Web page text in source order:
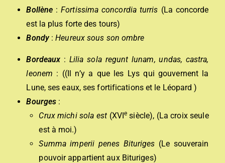
Bollène :Fortissima concordia turris (La concorde
est la plus forte des tours)
Bondy:Heureux sous son ombre
Bordeaux : Lilia sola regunt lunam, undas, castra,
leonem : ((Il n’y a que les Lys qui gouvernent la
Lune, ses eaux, ses fortifications et le Léopard )
Bourges :
Crux michi sola est (XVIe siècle), (La croix seule
est à moi.)
Summa imperii penes Bituriges (Le souverain
pouvoir appartient aux Bituriges)